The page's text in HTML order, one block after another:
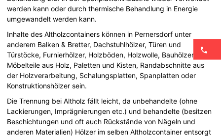
werden kann oder durch thermische Behandlung in Energie
umgewandelt werden kann.
Inhalte des Altholzcontainers können in Pernersdorf unter
anderem Balken & Bretter, Dachstuhlhölzer, Türen und
Türstöcke, Furnierhölzer, Holzböden, Holzwolle, Bauhölzer,
Möbelteile aus Holz, Paletten und Kisten, Randabschnitte aus
der Holzverarbeitung, Schalungsplatten, Spanplatten oder
Konstruktionshölzer sein.
Die Trennung bei Altholz fällt leicht, da unbehandelte (ohne
Lackierungen, Imprägnierungen etc.) und behandelte (besitzen
Beschichtungen und oft auch Rückstände von Nägeln und
anderen Materialien) Hölzer im selben Altholzcontainer entsorgt